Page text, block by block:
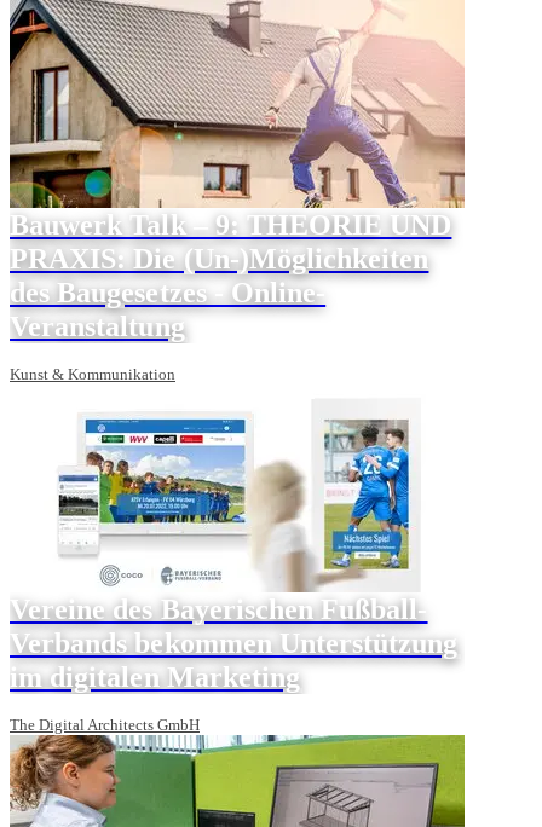
Bauwerk Talk – 9: THEORIE UND
PRAXIS: Die (Un-)Möglichkeiten
des Baugesetzes - Online-
Veranstaltung
Kunst & Kommunikation
Vereine des Bayerischen Fußball-
Verbands bekommen Unterstützung
im digitalen Marketing
The Digital Architects GmbH